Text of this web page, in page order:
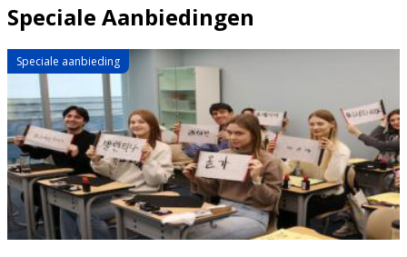
Speciale Aanbiedingen
Speciale aanbieding